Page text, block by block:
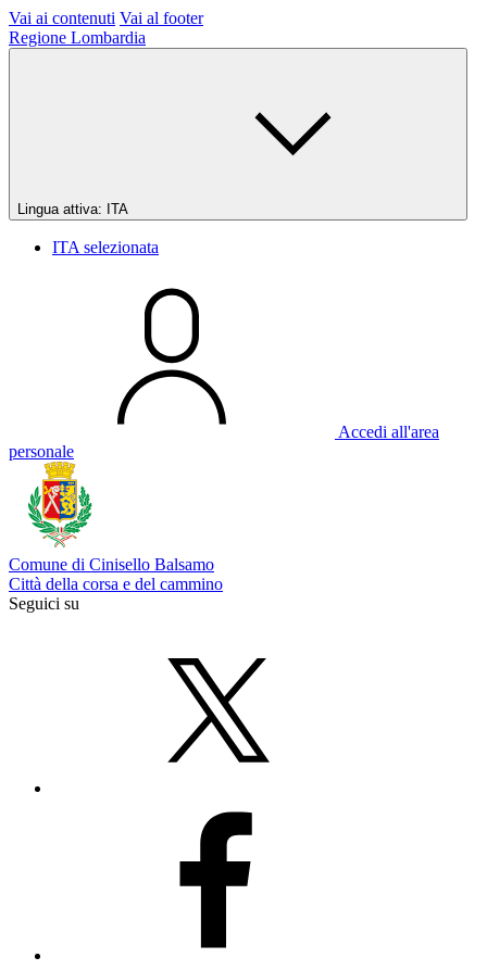
Vai ai contenuti Vai al footer
Regione Lombardia
Lingua attiva: ITA
ITA selezionata
Accedi all'area
personale
Comune di Cinisello Balsamo
Città della corsa e del cammino
Seguici su